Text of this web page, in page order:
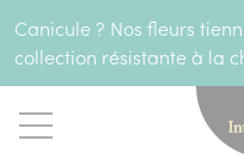
Canicule ? Nos fleurs
collection résistante à la